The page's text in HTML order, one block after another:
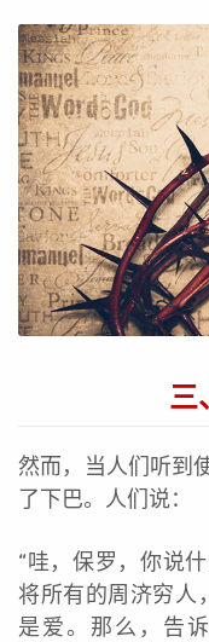
三
然而，当人们听到
了下巴。人们说：
“哇，保罗，你说
将所有的周济穷
是爱。那么，告